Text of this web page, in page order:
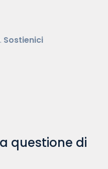
Sostienici
questione di